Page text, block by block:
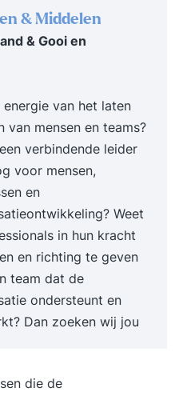
beschreven
de training altijd voor
Benieuwd geworden?
aan en laat je e-
achter. Dan
contact met je op om
Liever incompany
dan schrijven wij
wie? Professionals,
die persoonlijk
Na de training
om op een
manier persoonlijk
training als die is
kaart. Dat kan
& Middelen
& Gooi en
energie van het laten
van mensen en teams?
verbindende leider
voor mensen,
en
Weet
in hun kracht
en richting te geven
team dat de
ondersteunt en
Dan zoeken wij jou
die de